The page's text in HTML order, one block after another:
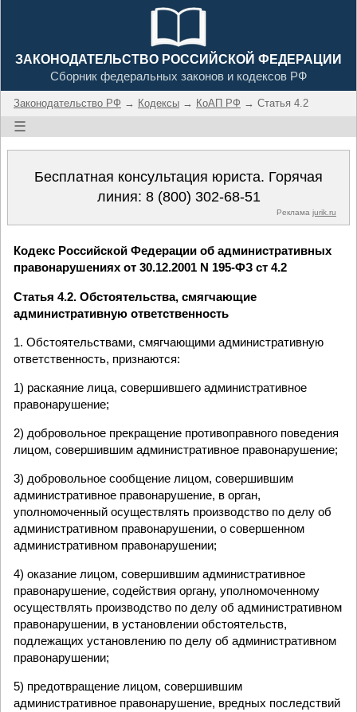
ЗАКОНОДАТЕЛЬСТВО РОССИЙСКОЙ ФЕДЕРАЦИИ
Сборник федеральных законов и кодексов РФ
Законодательство РФ → Кодексы → КоАП РФ → Статья 4.2
☰
Бесплатная консультация юриста. Горячая
линия: 8 (800) 302-68-51
Реклама jurik.ru
Кодекс Российской Федерации об административных
правонарушениях от 30.12.2001 N 195-ФЗ ст 4.2
Статья 4.2. Обстоятельства, смягчающие
административную ответственность
1. Обстоятельствами, смягчающими административную
ответственность, признаются:
1) раскаяние лица, совершившего административное
правонарушение;
2) добровольное прекращение противоправного поведения
лицом, совершившим административное правонарушение;
3) добровольное сообщение лицом, совершившим
административное правонарушение, в орган,
уполномоченный осуществлять производство по делу об
административном правонарушении, о совершенном
административном правонарушении;
4) оказание лицом, совершившим административное
правонарушение, содействия органу, уполномоченному
осуществлять производство по делу об административном
правонарушении, в установлении обстоятельств,
подлежащих установлению по делу об административном
правонарушении;
5) предотвращение лицом, совершившим
административное правонарушение, вредных последствий